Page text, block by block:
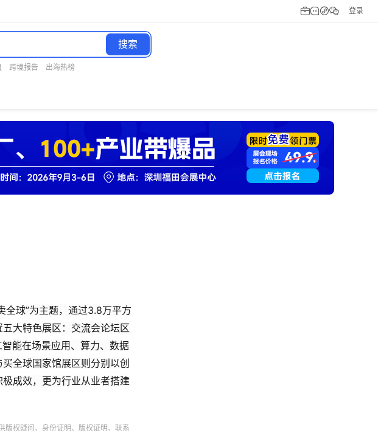
登录
搜索
跨境报告 出海热榜
球”为主题，通过3.8万平方
大特色展区：交流会论坛区
能在场景应用、算力、数据
全球国家馆展区则分别以创
成效，更为行业从业者搭建
版权疑问、身份证明、版权证明、联系